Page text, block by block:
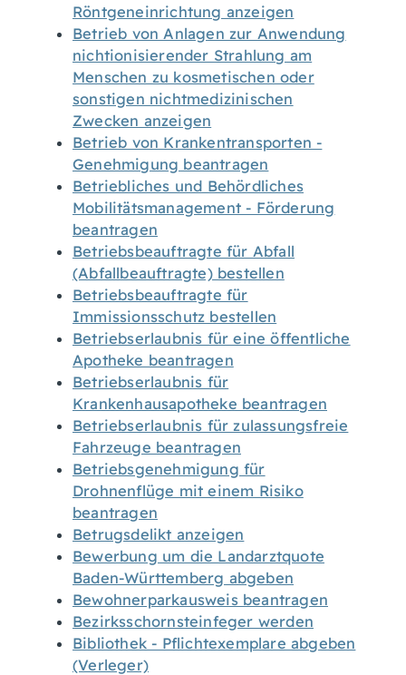
Röntgeneinrichtung anzeigen
Betrieb von Anlagen zur Anwendung
nichtionisierender Strahlung am
Menschen zu kosmetischen oder
sonstigen nichtmedizinischen
Zwecken anzeigen
Betrieb von Krankentransporten -
Genehmigung beantragen
Betriebliches und Behördliches
Mobilitätsmanagement - Förderung
beantragen
Betriebsbeauftragte für Abfall
(Abfallbeauftragte) bestellen
Betriebsbeauftragte für
Immissionsschutz bestellen
Betriebserlaubnis für eine öffentliche
Apotheke beantragen
Betriebserlaubnis für
Krankenhausapotheke beantragen
Betriebserlaubnis für zulassungsfreie
Fahrzeuge beantragen
Betriebsgenehmigung für
Drohnenflüge mit einem Risiko
beantragen
Betrugsdelikt anzeigen
Bewerbung um die Landarztquote
Baden-Württemberg abgeben
Bewohnerparkausweis beantragen
Bezirksschornsteinfeger werden
Bibliothek - Pflichtexemplare abgeben
(Verleger)